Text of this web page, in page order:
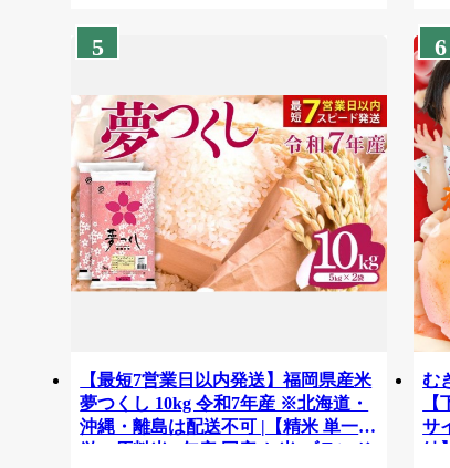
5
【最短7営業日以内発送】福岡県産米
夢つくし 10kg 令和7年産 ※北海道・
沖縄・離島は配送不可 |【精米 単一米
単一原料米 7年産 国産 お米 ブランド
6
む
サ
結